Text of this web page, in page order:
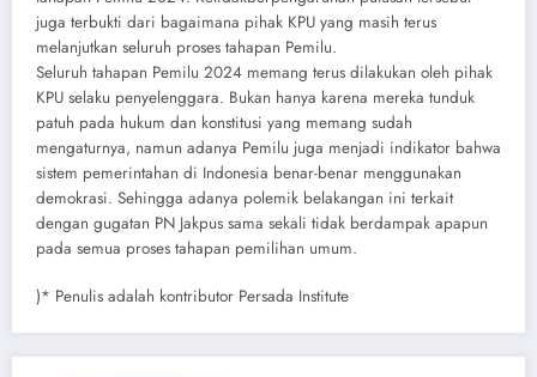
juga terbukti dari bagaimana pihak KPU yang masih terus
melanjutkan seluruh proses tahapan Pemilu.
Seluruh tahapan Pemilu 2024 memang terus dilakukan oleh pihak
KPU selaku penyelenggara. Bukan hanya karena mereka tunduk
patuh pada hukum dan konstitusi yang memang sudah
mengaturnya, namun adanya Pemilu juga menjadi indikator bahwa
sistem pemerintahan di Indonesia benar-benar menggunakan
demokrasi. Sehingga adanya polemik belakangan ini terkait
dengan gugatan PN Jakpus sama sekali tidak berdampak apapun
pada semua proses tahapan pemilihan umum.
)* Penulis adalah kontributor Persada Institute